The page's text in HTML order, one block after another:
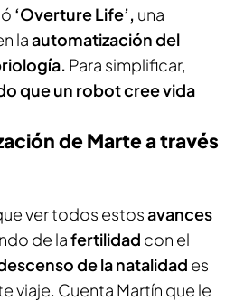
‘Overture Life’, una
laautomatización del
Para simplificar,
que un robot cree vida
de Marte a través
ver todos estosavances
de lafertilidad con el
de la natalidad es
viaje. Cuenta Martín que le